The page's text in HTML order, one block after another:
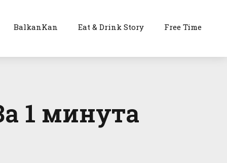
BalkanKan Eat & Drink Story Free Time
1 минута